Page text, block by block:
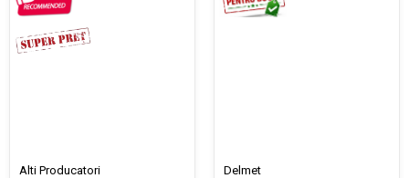
Alti Producatori Delmet